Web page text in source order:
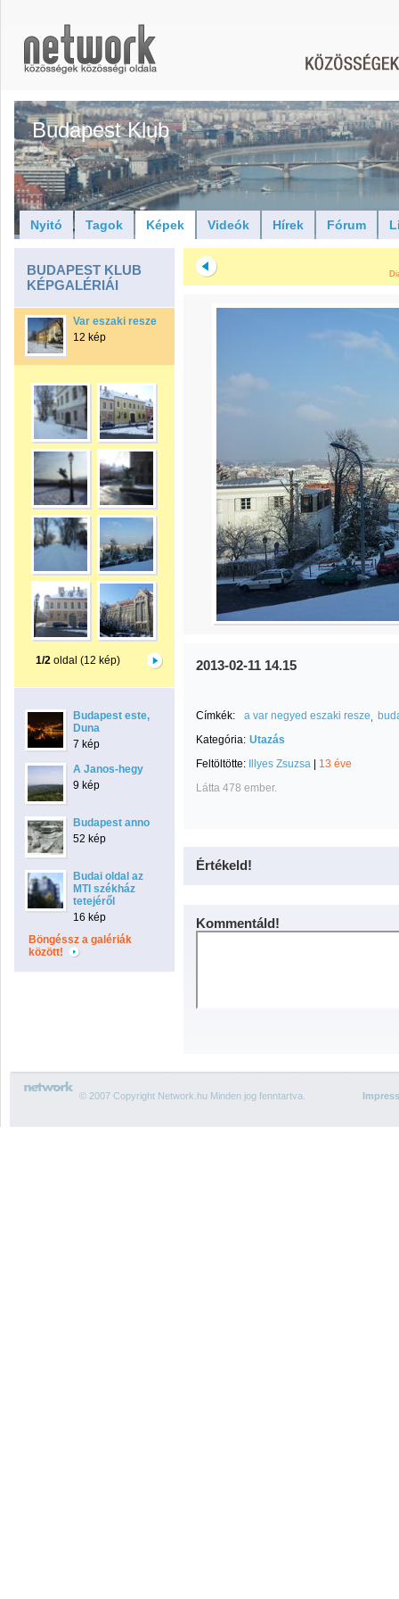
Budapest Klub
Nyitó Tagok Képek Videók Hírek Fórum
BUDAPEST KLUB
KÉPGALÉRIÁI
Var eszaki resze
12 kép
1/2oldal (12 kép)
Budapest este,
Duna
7 kép
A Janos-hegy
9 kép
Budapest anno
52 kép
Budai oldal az
MTI székház
tetejéről
16 kép
Böngéssz a galériák
között!
2013-02-11 14.15
Címkék: a var negyed eszaki resze
Kategória: Utazás
Feltöltötte:
Illyes Zsuzsa
13 éve
Látta 478 ember.
Értékeld!
Kommentáld!
© 2007 Copyright Network.hu Minden jog fenntartva.